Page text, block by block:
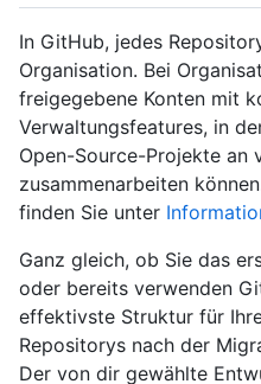
In GitHub, jedes
Organisation. Bei
freigegebene Konten mit
Verwaltungsfeatures, in
Open-Source-Projekte an
zusammenarbeiten
finden Sie unter
Ganz gleich, ob Sie das
oder bereits verwenden
effektivste Struktur für
Repositorys nach der
Der von dir gewählte